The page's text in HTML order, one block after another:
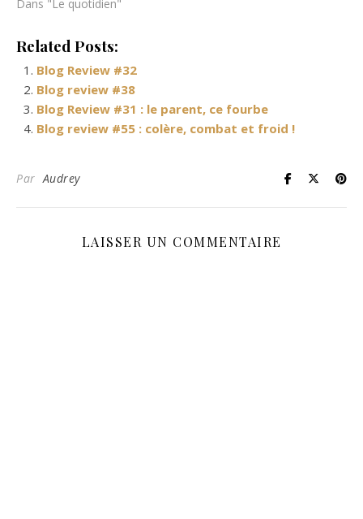
Dans "Le quotidien"
Related Posts:
Blog Review #32
Blog review #38
Blog Review #31 : le parent, ce fourbe
Blog review #55 : colère, combat et froid !
ParAudrey
LAISSER UN COMMENTAIRE